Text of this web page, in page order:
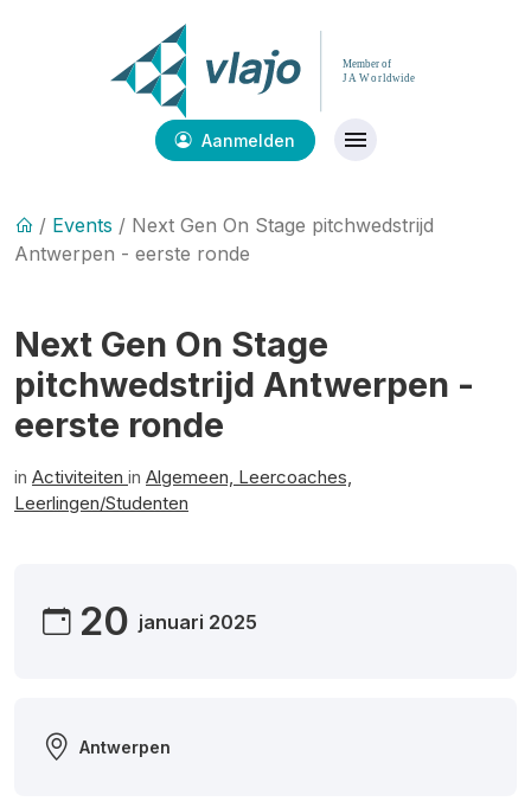
Aanmelden
/ Events / Next Gen On Stage pitchwedstrijd
Antwerpen - eerste ronde
Next Gen On Stage
pitchwedstrijd Antwerpen -
eerste ronde
in Activiteiten in Algemeen, Leercoaches,
Leerlingen/Studenten
20 januari 2025
Antwerpen